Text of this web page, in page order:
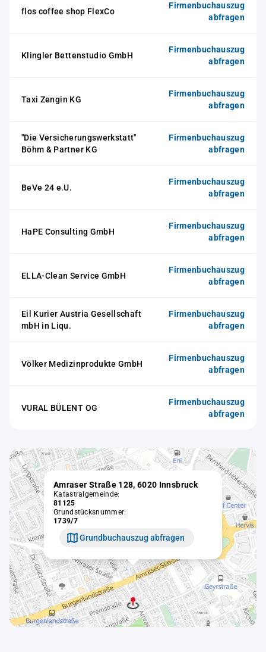
flos coffee shop FlexCo
Firmenbuchauszug
abfragen
Klingler Bettenstudio GmbH
Firmenbuchauszug
abfragen
Taxi Zengin KG
Firmenbuchauszug
abfragen
"Die Versicherungswerkstatt"
Böhm & Partner KG
Firmenbuchauszug
abfragen
BeVe 24 e.U.
Firmenbuchauszug
abfragen
HaPE Consulting GmbH
Firmenbuchauszug
abfragen
ELLA-Clean Service GmbH
Firmenbuchauszug
abfragen
Eil Kurier Austria Gesellschaft
mbH in Liqu.
Firmenbuchauszug
abfragen
Völker Medizinprodukte GmbH
Firmenbuchauszug
abfragen
VURAL BÜLENT OG
Firmenbuchauszug
abfragen
Amraser Straße 128, 6020 Innsbruck
Katastralgemeinde:
81125
Grundstücksnummer:
1739/7
Grundbuchauszug abfragen